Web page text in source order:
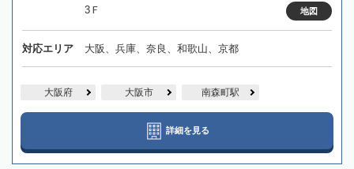
3Ｆ
地図
対応エリア 大阪、兵庫、奈良、和歌山、京都
大阪府 大阪市 南森町駅
詳細を見る